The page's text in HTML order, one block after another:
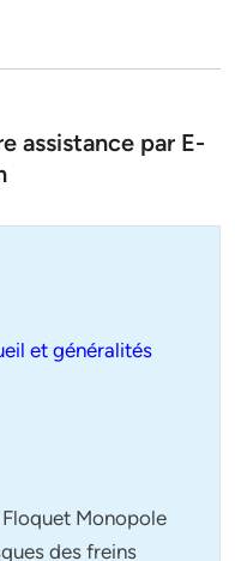
assistance par E-
et généralités
Monopole
des freins